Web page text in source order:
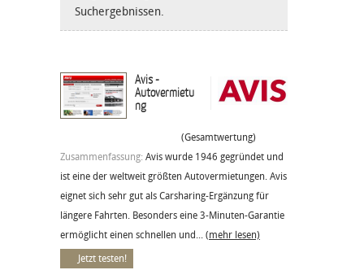
Suchergebnissen.
Avis -
Autovermietu
ng
(Gesamtwertung)
Zusammenfassung: Avis wurde 1946 gegründet und
ist eine der weltweit größten Autovermietungen. Avis
eignet sich sehr gut als Carsharing-Ergänzung für
längere Fahrten. Besonders eine 3-Minuten-Garantie
ermöglicht einen schnellen und... (mehr lesen)
Jetzt testen!